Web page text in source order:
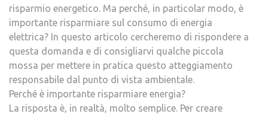
risparmio energetico. Ma perché, in particolar modo, è
importante risparmiare sul consumo di energia
elettrica? In questo articolo cercheremo di rispondere a
questa domanda e di consigliarvi qualche piccola
mossa per mettere in pratica questo atteggiamento
responsabile dal punto di vista ambientale.
Perché è importante risparmiare energia?
La risposta è, in realtà, molto semplice. Per creare